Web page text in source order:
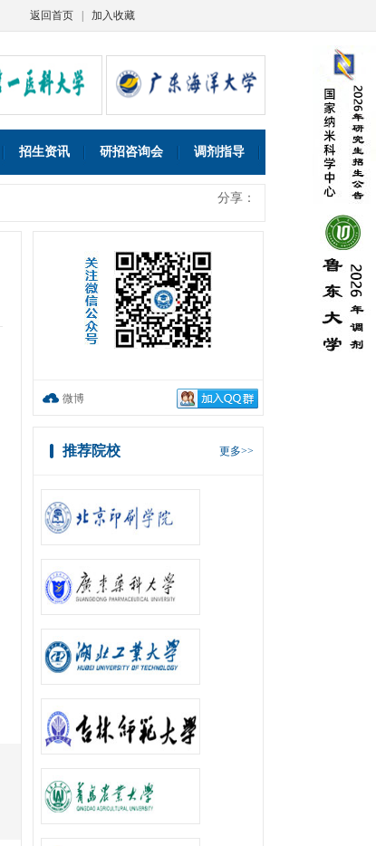
返回首页 加入收藏
招生资讯 研招咨询会 调剂指导
分享：
微博
更多>>
推荐院校